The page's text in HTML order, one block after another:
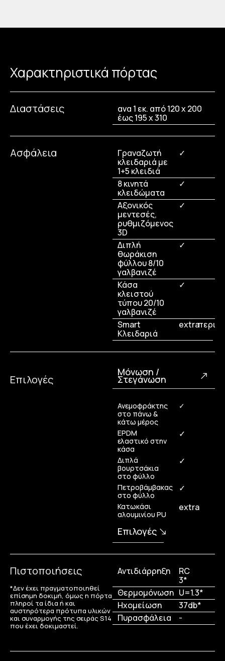
Χαρακτηριστικά πόρτας
Διαστάσεις
ανα 1 εκ. από 120 x 200
έως 195 x 310
Ασφάλεια
Γραναζωτή
κλειδαριά με
1+5 κλειδιά
✓
8 κινητά
κλειδώματα
✓
Αξονικός
μεντεσές,
ρυθμιζόμενος
3D
✓
Διπλή
θωράκιση
φύλλου 8/10
γαλβανιζέ
✓
Κάσα
κλειστού
τύπου 20/10
γαλβανιζέ
✓
Smart
Κλειδαριά
extra
Επιλογές
Μόνωση /
Στεγάνωση
Ανεμοφράκτης
στο πάνω &
κάτω μέρος
✓
EPDM
ελαστικό στην
κάσα
✓
Διπλά
βουρτσάκια
στο φύλλο
✓
Πετροβάμβακας
στο φύλλο
✓
Κατωκάσι
αλουμινίου PU
extra
Επιλογές
Πιστοποιήσεις
*Δεν έχει πραγματοποιηθεί
επίσημη δοκιμή, όμως η πόρτα
πληροί τα ίδια ή και
αυστηρότερα πρότυπα υλικών
και συναρμογής της σειράς S14
που έχει δοκιμαστεί.
Αντιδιάρρηξη
RC
3*
Θερμομόνωση U=1.3*
Ηχομείωση
37db*
Πυρασφάλεια
-